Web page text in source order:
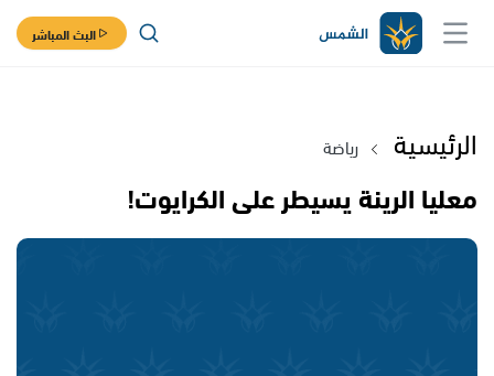
البث المباشر
الرئيسية رياضة
معليا الرينة يسيطر على الكرايوت!